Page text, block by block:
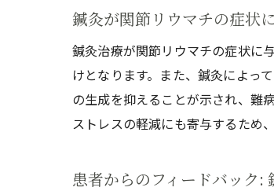
鍼灸が関節リウマチの症状
鍼灸治療が関節リウマチの症状に
けとなります。また、鍼灸によっ
の生成を抑えることが示され、難
ストレスの軽減にも寄与するため
患者からのフィードバック: